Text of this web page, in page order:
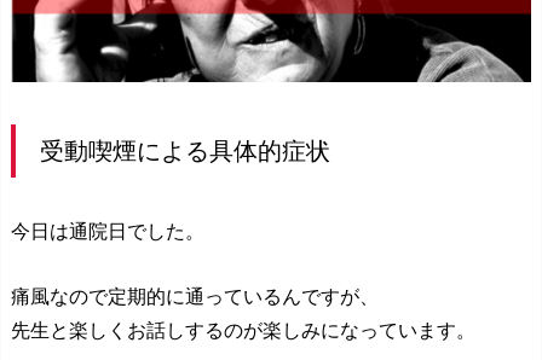
受動喫煙による具体的症状
今日は通院日でした。
痛風なので定期的に通っているんですが、
先生と楽しくお話しするのが楽しみになっています。